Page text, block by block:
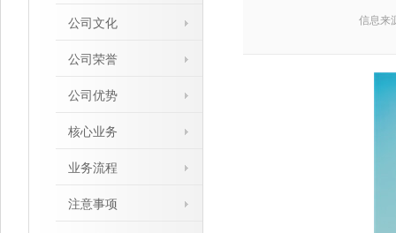
公司文化
公司荣誉
公司优势
核心业务
业务流程
注意事项
信息来